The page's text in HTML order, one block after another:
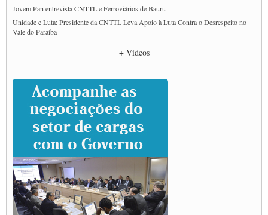
Jovem Pan entrevista CNTTL e Ferroviários de Bauru
Unidade e Luta: Presidente da CNTTL Leva Apoio à Luta Contra o Desrespeito no
Vale do Paraíba
CNTTL e entidades dos caminhoneiros conversam com governo Lula sobre pautas
Caminhoneiros prometem paralisação e cobram diálogo com Lula
CNTTL e lideranças de caminhoneiros participam de debate sobre saúde nas
rodovias
Paulinho e Litti debatem política global para transporte rodoviário de cargas na
SUTCRA no Uruguai
Grande Conquista da Categoria transporte de Cargas e Caminhoneiros Autonomos
ENCONTRO INTERNACIONAL EM APOIO A CLASSE TRABALHADORA
DO BRASIL E A ELEIÇÃO 2022
Carta às Brasileiras e aos Brasileiros em Defesa do Estado Democrático de Direito
Paulinho, presidente da CNTTL, faz balanço do 3º Congresso da CNTTL
Caminhoneiros aprovam greve a partir do 1º de novembro
+ Vídeos